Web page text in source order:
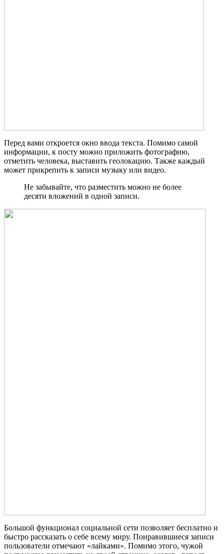
Перед вами откроется окно ввода текста. Помимо самой
информации, к посту можно приложить фотографию,
отметить человека, выставить геолокацию. Также каждый
может прикрепить к записи музыку или видео.
Не забывайте, что разместить можно не более
десяти вложений в одной записи.
Большой функционал социальной сети позволяет бесплатно и
быстро рассказать о себе всему миру. Понравившиеся записи
пользователи отмечают «лайками». Помимо этого, чужой